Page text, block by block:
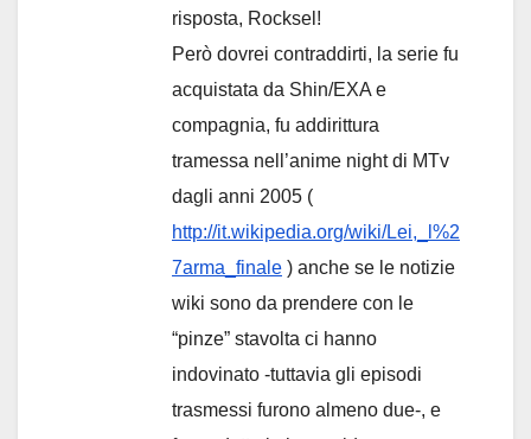
risposta, Rocksel!
Però dovrei contraddirti, la serie fu
acquistata da Shin/EXA e
compagnia, fu addirittura
tramessa nell’anime night di MTv
dagli anni 2005 (
http://it.wikipedia.org/wiki/Lei,_l%2
7arma_finale ) anche se le notizie
wiki sono da prendere con le
“pinze” stavolta ci hanno
indovinato -tuttavia gli episodi
trasmessi furono almeno due-, e